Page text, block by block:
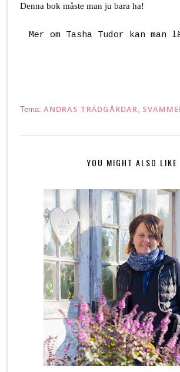
Denna bok måste man ju bara ha!
Mer om Tasha Tudor kan man
Tema: ANDRAS TRÄDGÅRDAR
YOU MIGHT ALSO LIKE